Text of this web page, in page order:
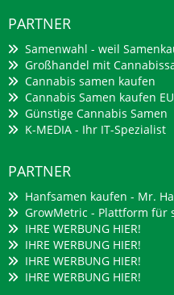
PARTNER
Samenwahl - weil
Großhandel mit
Cannabis samen kaufen
Cannabis Samen kaufen EU
Günstige Cannabis Samen
K-MEDIA - Ihr IT-Spezialist
PARTNER
Hanfsamen kaufen - Mr.
GrowMetric - Plattform für
IHRE WERBUNG HIER!
IHRE WERBUNG HIER!
IHRE WERBUNG HIER!
IHRE WERBUNG HIER!